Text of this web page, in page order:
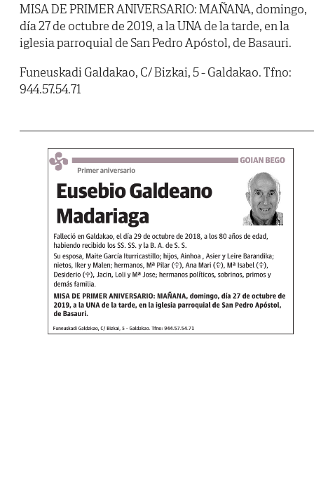
MISA DE PRIMER ANIVERSARIO: MAÑANA, domingo,
día 27 de octubre de 2019, a la UNA de la tarde, en la
iglesia parroquial de San Pedro Apóstol, de Basauri.
Funeuskadi Galdakao, C/ Bizkai, 5 - Galdakao. Tfno:
944.57.54.71